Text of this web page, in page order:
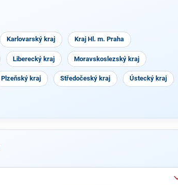
Karlovarský kraj Kraj Hl. m. Praha
Liberecký kraj Moravskoslezský kraj
Plzeňský kraj Středočeský kraj Ústecký kraj